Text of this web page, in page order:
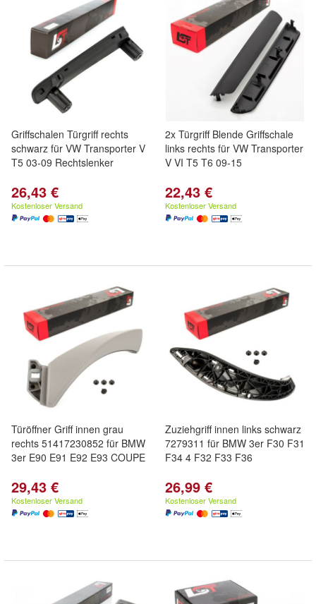
Griffschalen Türgriff rechts
schwarz für VW Transporter V
T5 03-09 Rechtslenker
26,43 €
Kostenloser Versand
2x Türgriff Blende Griffschale
links rechts für VW Transporter
V VI T5 T6 09-15
22,43 €
Kostenloser Versand
Türöffner Griff innen grau
rechts 51417230852 für BMW
3er E90 E91 E92 E93 COUPE
29,43 €
Kostenloser Versand
Zuziehgriff innen links schwarz
7279311 für BMW 3er F30 F31
F34 4 F32 F33 F36
26,99 €
Kostenloser Versand